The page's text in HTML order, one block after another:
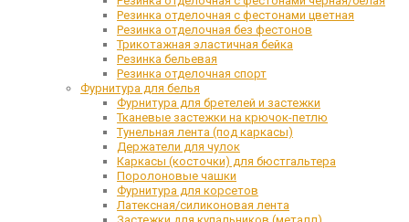
Резинка отделочная с фестонами цветная
Резинка отделочная без фестонов
Трикотажная эластичная бейка
Резинка бельевая
Резинка отделочная спорт
Фурнитура для белья
Фурнитура для бретелей и застежки
Тканевые застежки на крючок-петлю
Тунельная лента (под каркасы)
Держатели для чулок
Каркасы (косточки) для бюстгальтера
Поролоновые чашки
Фурнитура для корсетов
Латексная/силиконовая лента